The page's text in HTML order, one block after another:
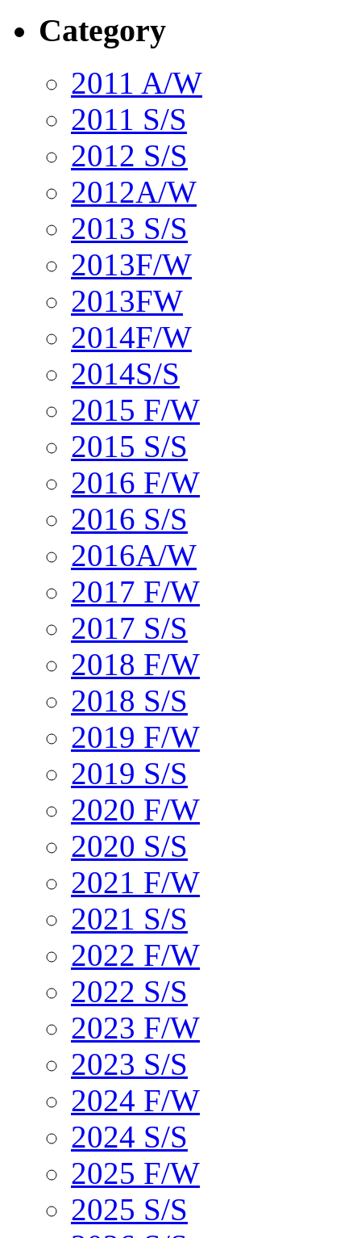
Category
2011 A/W
2011 S/S
2012 S/S
2012A/W
2013 S/S
2013F/W
2013FW
2014F/W
2014S/S
2015 F/W
2015 S/S
2016 F/W
2016 S/S
2016A/W
2017 F/W
2017 S/S
2018 F/W
2018 S/S
2019 F/W
2019 S/S
2020 F/W
2020 S/S
2021 F/W
2021 S/S
2022 F/W
2022 S/S
2023 F/W
2023 S/S
2024 F/W
2024 S/S
2025 F/W
2025 S/S